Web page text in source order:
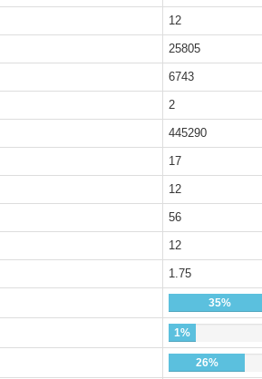
12
25805
6743
2
445290
17
12
56
12
1.75
35%
1%
26%